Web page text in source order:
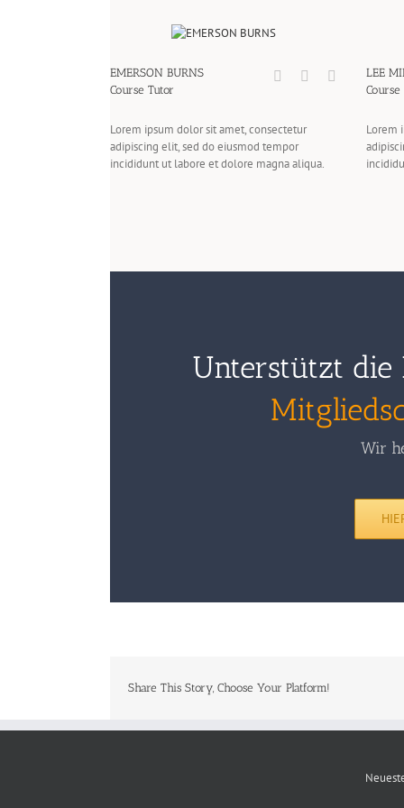
EMERSON BURNS
Course Tutor
Lorem ipsum dolor sit amet, consectetur
adipiscing elit, sed do eiusmod tempor
incididunt ut labore et dolore magna aliqua.
LEE
Course
Lorem
Unterstützt
Wir
Share This Story, Choose Your Platform!